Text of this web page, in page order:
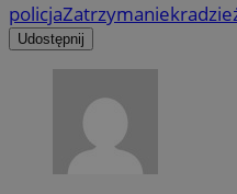
policjaZatrzymanie
Udostępnij